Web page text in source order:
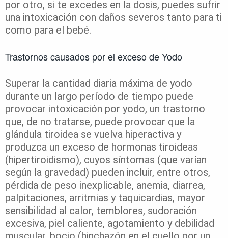
por otro, si te excedes en la dosis, puedes sufrir
una intoxicación con daños severos tanto para ti
como para el bebé.
Trastornos causados por el exceso de Yodo
Superar la cantidad diaria máxima de yodo
durante un largo período de tiempo puede
provocar intoxicación por yodo, un trastorno
que, de no tratarse, puede provocar que la
glándula tiroidea se vuelva hiperactiva y
produzca un exceso de hormonas tiroideas
(hipertiroidismo), cuyos síntomas (que varían
según la gravedad) pueden incluir, entre otros,
pérdida de peso inexplicable, anemia, diarrea,
palpitaciones, arritmias y taquicardias, mayor
sensibilidad al calor, temblores, sudoración
excesiva, piel caliente, agotamiento y debilidad